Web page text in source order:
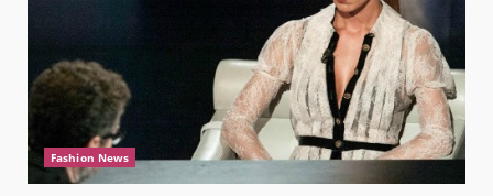
Fashion News